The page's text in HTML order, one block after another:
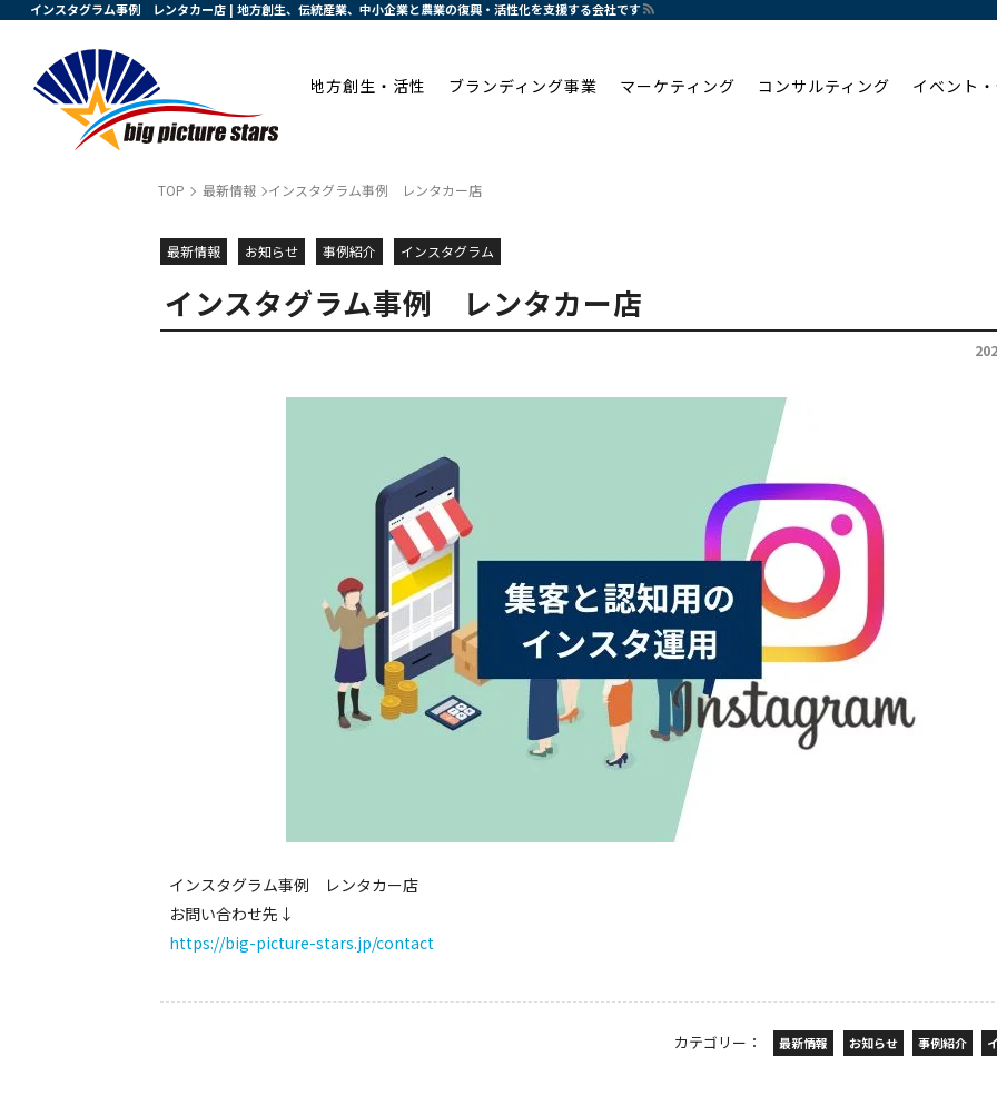
インスタグラム事例 レンタカー店 | 地方創生、伝統産業、中小企業と農業の復興・活性化を支援する会社です
地方創生・活性 ブランディング事業 マーケティング コンサルティング イベント
TOP 最新情報 インスタグラム事例 レンタカー店
最新情報 お知らせ 事例紹介 インスタグラム
インスタグラム事例 レンタカー店
インスタグラム事例 レンタカー店
お問い合わせ先↓
https://big-picture-stars.jp/contact
カテゴリー： 最新情報 お知らせ 事例紹介